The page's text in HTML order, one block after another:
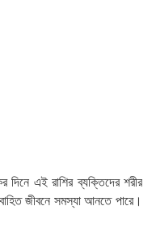
এই রাশির ব্যক্তিদের শরীর
জীবনে সমস্যা আনতে পারে।